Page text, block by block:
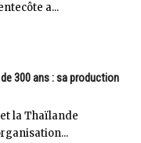
a...
300 ans : sa production
la Thaïlande